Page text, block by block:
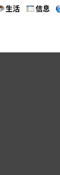
生活 信息